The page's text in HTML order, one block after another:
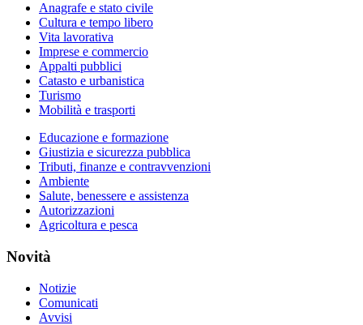
Anagrafe e stato civile
Cultura e tempo libero
Vita lavorativa
Imprese e commercio
Appalti pubblici
Catasto e urbanistica
Turismo
Mobilità e trasporti
Educazione e formazione
Giustizia e sicurezza pubblica
Tributi, finanze e contravvenzioni
Ambiente
Salute, benessere e assistenza
Autorizzazioni
Agricoltura e pesca
Novità
Notizie
Comunicati
Avvisi